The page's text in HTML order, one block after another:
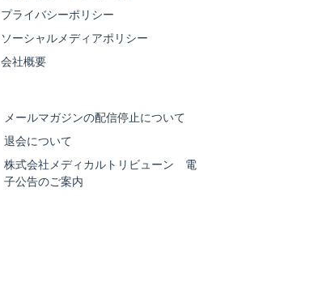
プライバシーポリシー
ソーシャルメディアポリシー
会社概要
メールマガジンの配信停止について
退会について
株式会社メディカルトリビューン 電
子公告のご案内